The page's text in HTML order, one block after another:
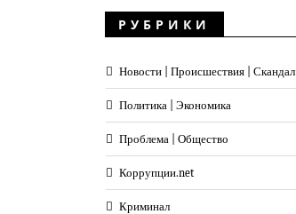
РУБРИКИ
Новости | Происшествия | Скандал
Политика | Экономика
Проблема | Общество
Коррупции.net
Криминал